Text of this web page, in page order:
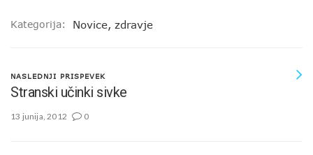
Kategorija: Novice, zdravje
NASLEDNJI PRISPEVEK
Stranski učinki sivke
13 junija, 2012 0